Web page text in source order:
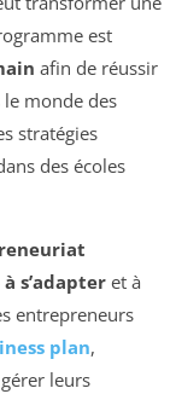
est
afin de réussir
monde des
stratégies
des écoles
s’adapteret à
entrepreneurs
plan,
leurs